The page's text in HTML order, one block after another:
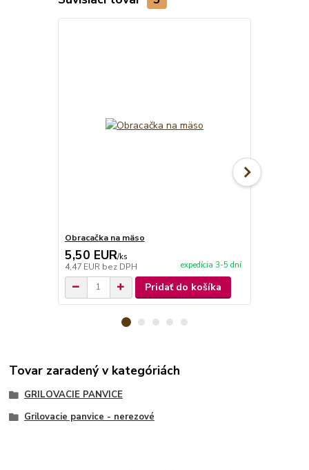
Obracačka na mäso
5,50 EUR/ks
4,47 EUR bez DPH expedícia 3-5 dní
Pridať do košíka
Tovar zaradený v kategóriách
GRILOVACIE PANVICE
Grilovacie panvice - nerezové